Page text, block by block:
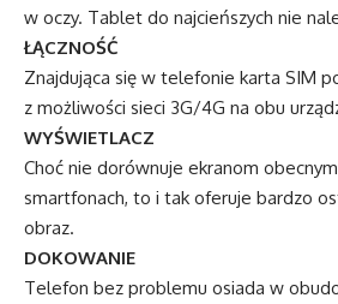
w oczy. Tablet do najcieńszych nie
ŁĄCZNOŚĆ
Znajdująca się w telefonie karta SIM
z możliwości sieci 3G/4G na obu
WYŚWIETLACZ
Choć nie dorównuje ekranom
smartfonach, to i tak oferuje bardzo
obraz.
DOKOWANIE
Telefon bez problemu osiada w